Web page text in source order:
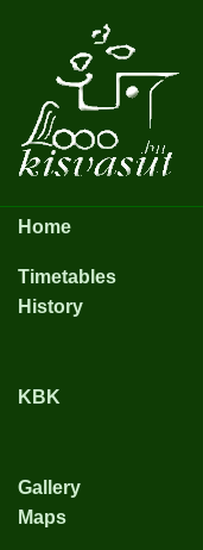
Home
Timetables
History
KBK
Gallery
Maps